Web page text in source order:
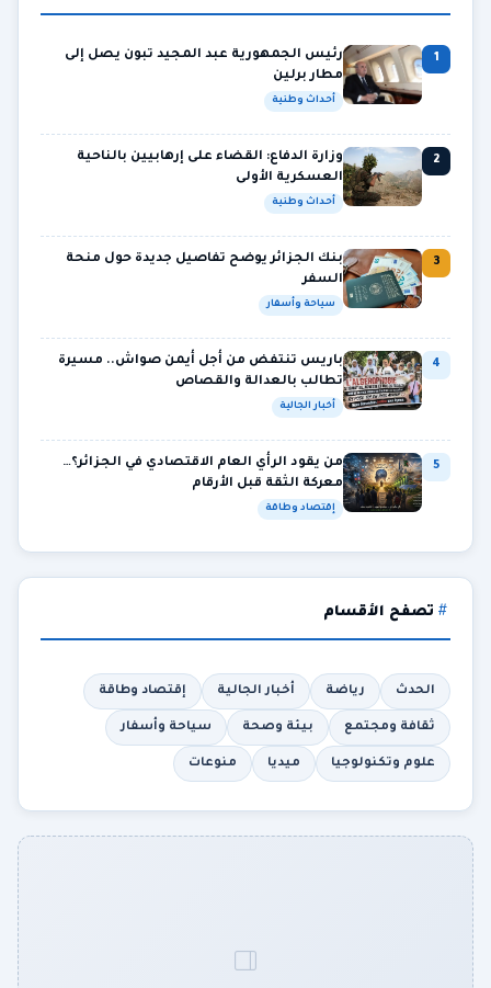
1
رئيس الجمهورية عبد المجيد تبون يصل إلى
مطار برلين
أحداث وطنية
2
وزارة الدفاع: القضاء على إرهابيين بالناحية
العسكرية الأولى
أحداث وطنية
3
بنك الجزائر يوضح تفاصيل جديدة حول منحة
السفر
سياحة وأسفار
4
باريس تنتفض من أجل أيمن صواش.. مسيرة
تطالب بالعدالة والقصاص
أخبار الجالية
5
من يقود الرأي العام الاقتصادي في الجزائر؟…
معركة الثقة قبل الأرقام
إقتصاد وطاقة
تصفح الأقسام
الحدث رياضة أخبار الجالية إقتصاد وطاقة
ثقافة ومجتمع بيئة وصحة سياحة وأسفار
علوم وتكنولوجيا ميديا منوعات